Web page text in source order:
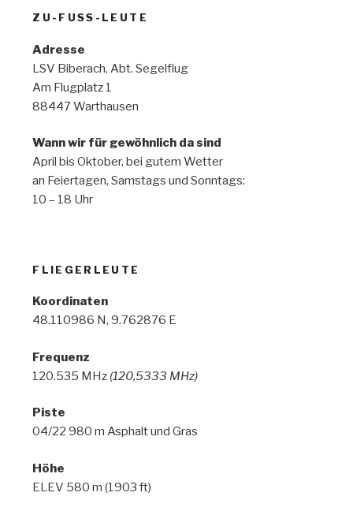
ZU-FUSS-LEUTE
Adresse
LSV Biberach, Abt. Segelflug
Am Flugplatz 1
88447 Warthausen
Wann wir für gewöhnlich da sind
April bis Oktober, bei gutem Wetter
an Feiertagen, Samstags und Sonntags:
10 – 18 Uhr
FLIEGERLEUTE
Koordinaten
48.110986 N, 9.762876 E
Frequenz
120.535 MHz (120,5333 MHz)
Piste
04/22 980 m Asphalt und Gras
Höhe
ELEV 580 m (1903 ft)